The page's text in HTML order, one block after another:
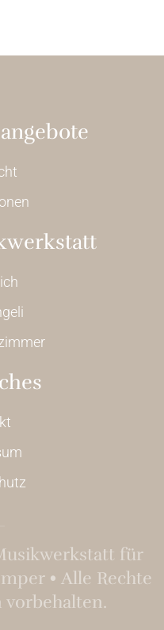
für
• Alle Rechte
vorbehalten.